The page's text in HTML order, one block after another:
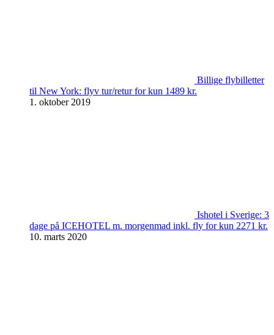
Billige flybilletter
til New York: flyv tur/retur for kun 1489 kr.
1. oktober 2019
Ishotel i Sverige: 3
dage på ICEHOTEL m. morgenmad inkl. fly for kun 2271 kr.
10. marts 2020